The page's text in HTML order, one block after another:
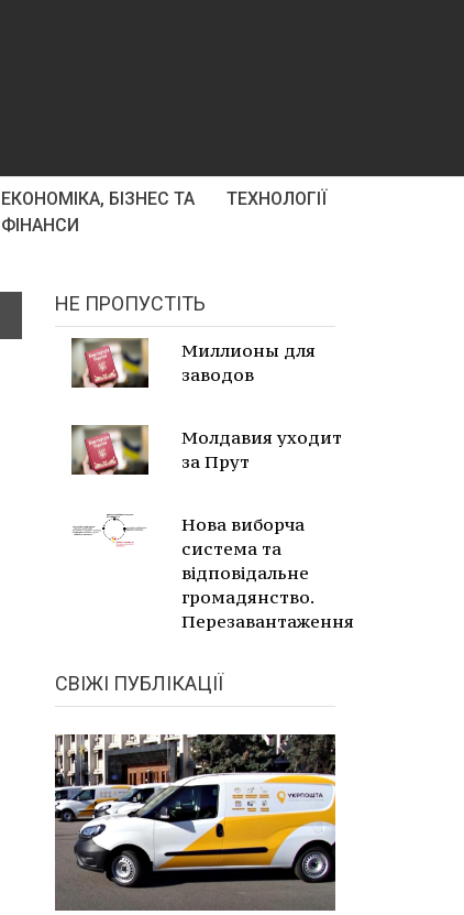
ЕКОНОМІКА, БІЗНЕС ТА
ФІНАНСИ
ТЕХНОЛОГІЇ
НЕ ПРОПУСТІТЬ
Миллионы для
заводов
Молдавия уходит
за Прут
Нова виборча
система та
відповідальне
громадянство.
Перезавантаження
СВІЖІ ПУБЛІКАЦІЇ